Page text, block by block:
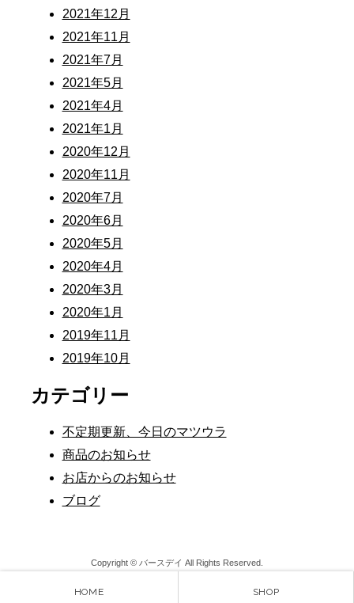
HOME SHOP
2021年12月
2021年11月
2021年7月
2021年5月
2021年4月
2021年1月
2020年12月
2020年11月
2020年7月
2020年6月
2020年5月
2020年4月
2020年3月
2020年1月
2019年11月
2019年10月
カテゴリー
不定期更新、今日のマツウラ
商品のお知らせ
お店からのお知らせ
ブログ
Copyright © バースデイ All Rights Reserved.